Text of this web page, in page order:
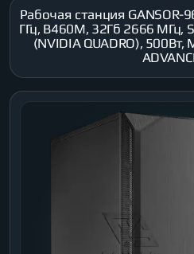
Рабочая станция
ГГц, B460M, 32Гб 2666 МГц,
(NVIDIA QUADRO), 500Вт,